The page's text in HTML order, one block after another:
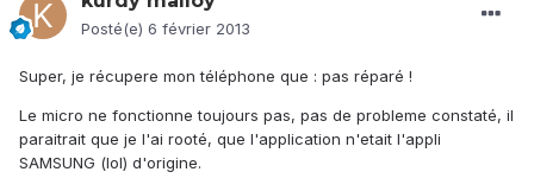
Posté(e) 6 février 2013
Super, je récupere mon téléphone que : pas réparé !
Le micro ne fonctionne toujours pas, pas de probleme constaté, il
paraitrait que je l'ai rooté, que l'application n'etait l'appli
SAMSUNG (lol) d'origine.